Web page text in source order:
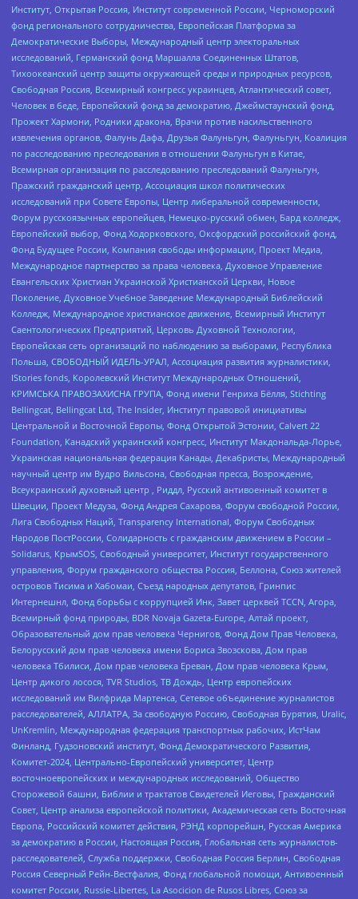
Институт, Открытая Россия, Институт современной России, Черноморский
фонд регионального сотрудничества, Европейская Платформа за
Демократические Выборы, Международный центр электоральных
исследований, Германский фонд Маршалла Соединенных Штатов,
Тихоокеанский центр защиты окружающей среды и природных ресурсов,
Свободная Россия, Всемирный конгресс украинцев, Атлантический совет,
Человек в беде, Европейский фонд за демократию, Джеймстаунский фонд,
Прожект Хармони, Родники дракона, Врачи против насильственного
извлечения органов, Фалунь Дафа, Друзья Фалуньгун, Фалуньгун, Коалиция
по расследованию преследования в отношении Фалуньгун в Китае,
Всемирная организация по расследованию преследований Фалуньгун,
Пражский гражданский центр, Ассоциация школ политических
исследований при Совете Европы, Центр либеральной современности,
Форум русскоязычных европейцев, Немецко-русский обмен, Бард колледж,
Европейский выбор, Фонд Ходорковского, Оксфордский российский фонд,
Фонд Будущее России, Компания свободы информации, Проект Медиа,
Международное партнерство за права человека, Духовное Управление
Евангельских Христиан Украинской Христианской Церкви, Новое
Поколение, Духовное Учебное Заведение Международный Библейский
Колледж, Международное христианское движение, Всемирный Институт
Саентологических Предприятий, Церковь Духовной Технологии,
Европейская сеть организаций по наблюдению за выборами, Республика
Польша, СВОБОДНЫЙ ИДЕЛЬ-УРАЛ, Ассоциация развития журналистики,
IStories fonds, Королевский Институт Международных Отношений,
КРИМСЬКА ПРАВОЗАХИСНА ГРУПА, Фонд имени Генриха Бёлля, Stichting
Bellingcat, Bellingcat Ltd, The Insider, Институт правовой инициативы
Центральной и Восточной Европы, Фонд Открытой Эстонии, Calvert 22
Foundation, Канадский украинский конгресс, Институт Макдональда-Лорье,
Украинская национальная федерация Канады, Декабристы, Международный
научный центр им Вудро Вильсона, Свободная пресса, Возрождение,
Всеукраинский духовный центр , Риддл, Русский антивоенный комитет в
Швеции, Проект Медуза, Фонд Андрея Сахарова, Форум свободной России,
Лига Свободных Наций, Transparеncy International, Форум Свободных
Народов ПостРоссии, Солидарность с гражданским движением в России –
Solidarus, КрымSOS, Свободный университет, Институт государственного
управления, Форум гражданского общества Россия, Беллона, Союз жителей
островов Тисима и Хабомаи, Съезд народных депутатов, Гринпис
Интернешнл, Фонд борьбы с коррупцией Инк, Завет церквей TCCN, Агора,
Всемирный фонд природы, BDR Novaja Gazeta-Europe, Алтай проект,
Образовательный дом прав человека Чернигов, Фонд Дом Прав Человека,
Белорусский дом прав человека имени Бориса Звозскова, Дом прав
человека Тбилиси, Дом прав человека Ереван, Дом прав человека Крым,
Центр дикого лосося, TVR Studios, ТВ Дождь, Центр европейских
исследований им Вилфрида Мартенса, Сетевое объединение журналистов
расследователей, АЛЛАТРА, За свободную Россию, Свободная Бурятия, Uralic,
UnKremlin, Международная федерация транспортных рабочих, ИстЧам
Финланд, Гудзоновский институт, Фонд Демократического Развития,
Комитет-2024, Центрально-Европейский университет, Центр
восточноевропейских и международных исследований, Общество
Сторожевой башни, Библии и трактатов Свидетелей Иеговы, Гражданский
Совет, Центр анализа европейской политики, Академическая сеть Восточная
Европа, Российский комитет действия, РЭНД корпорейшн, Русская Америка
за демократию в России, Настоящая Россия, Глобальная сеть журналистов-
расследователей, Служба поддержки, Свободная Россия Берлин, Свободная
Россия Северный Рейн-Вестфалия, Фонд глобальной помощи, Антивоенный
комитет России, Russie-Libertes, La Asocicion de Rusos Libres, Союз за